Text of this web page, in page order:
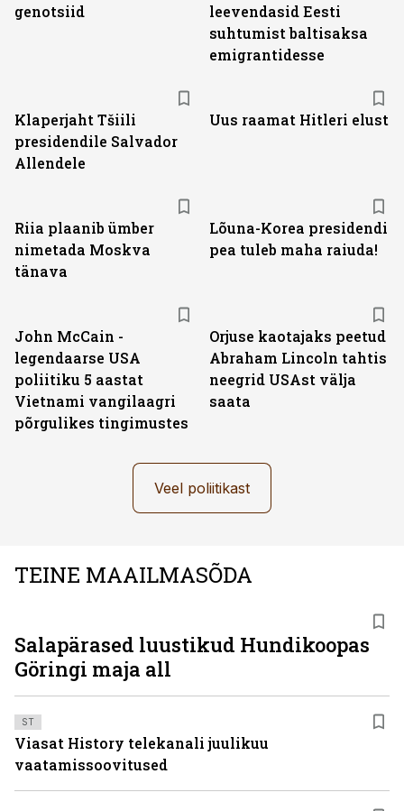
genotsiid
leevendasid Eesti
suhtumist baltisaksa
emigrantidesse
Klaperjaht Tšiili
presidendile Salvador
Allendele
Uus raamat Hitleri elust
Riia plaanib ümber
nimetada Moskva
tänava
Lõuna-Korea presidendi
pea tuleb maha raiuda!
John McCain -
legendaarse USA
poliitiku 5 aastat
Vietnami vangilaagri
põrgulikes tingimustes
Orjuse kaotajaks peetud
Abraham Lincoln tahtis
neegrid USAst välja
saata
Veel poliitikast
TEINE MAAILMASÕDA
Salapärased luustikud Hundikoopas
Göringi maja all
ST
Viasat History telekanali juulikuu
vaatamissoovitused